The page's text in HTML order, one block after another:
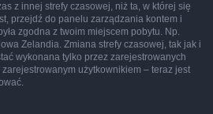
z innej strefy czasowej, niż ta, w której się
przejdź do panelu zarządzania kontem i
zgodna z twoim miejscem pobytu. Np.
Zelandia. Zmiana strefy czasowej, tak jak i
wykonana tylko przez zarejestrowanych
użytkownikiem – teraz jest